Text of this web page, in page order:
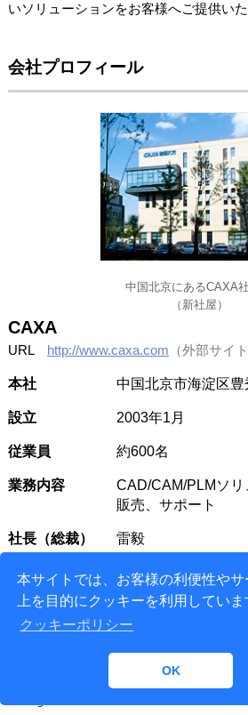
本サイトでは、お客様の利便性やサ
上を目的にクッキーを利用していま
クッキーポリシー
OK
いソリューションをお客様へご提供いた
会社プロフィール
中国北京にあるCAXA
（新社屋）
CAXA
URL http://www.caxa.com （外部サイ
本社 中国北京市海淀区
設立 2003年1月
従業員 約600名
業務内容
CAD/CAM/PLMソリ
販売、サポート
社長（総裁） 雷毅
2026 NTT DATA